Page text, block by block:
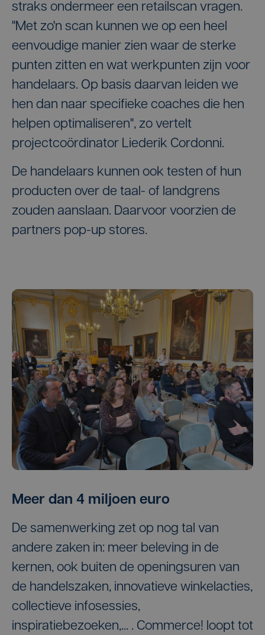
straks ondermeer een retailscan vragen.
"Met zo'n scan kunnen we op een heel
eenvoudige manier zien waar de sterke
punten zitten en wat werkpunten zijn voor
handelaars. Op basis daarvan leiden we
hen dan naar specifieke coaches die hen
helpen optimaliseren", zo vertelt
projectcoördinator Liederik Cordonni.
De handelaars kunnen ook testen of hun
producten over de taal- of landgrens
zouden aanslaan. Daarvoor voorzien de
partners pop-up stores.
Meer dan 4 miljoen euro
De samenwerking zet op nog tal van
andere zaken in: meer beleving in de
kernen, ook buiten de openingsuren van
de handelszaken, innovatieve winkelacties,
collectieve infosessies,
inspiratiebezoeken,... . Commerce! loopt tot